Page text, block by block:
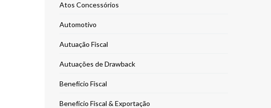
Atos Concessórios
Automotivo
Autuação Fiscal
Autuações de Drawback
Benefício Fiscal
Benefício Fiscal & Exportação